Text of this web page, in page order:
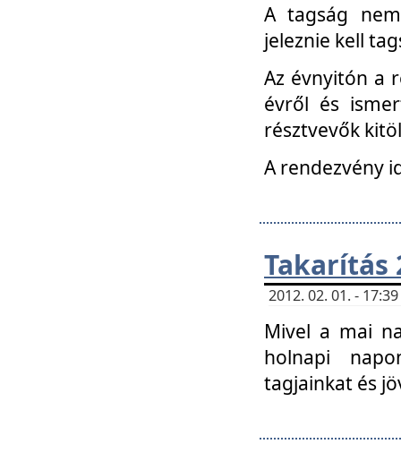
A tagság
jeleznie kell
Az évnyitón a
évről és
résztvevők
A rendezvény
Takarítás
2012. 02. 01. -
Mivel a mai
holnapi
tagjainkat és